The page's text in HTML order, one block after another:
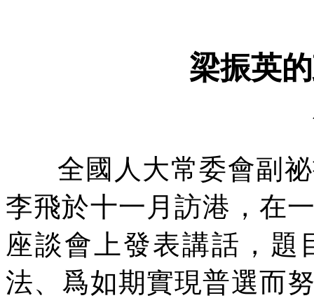
梁振英
全國人大常委會副
李飛於十一月訪港，在
座談會上發表講話，題
法、爲如期實現普選而